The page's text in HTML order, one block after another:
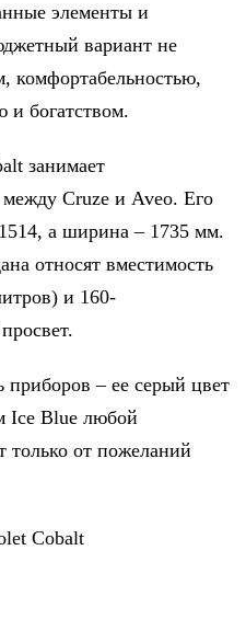
элементы и
вариант не
комфортабельностью,
и богатством.
занимает
Cruze и Aveo. Его
а ширина – 1735 мм.
относят вместимость
и 160-
приборов – ее серый цвет
Ice Blue любой
только от пожеланий
Cobalt